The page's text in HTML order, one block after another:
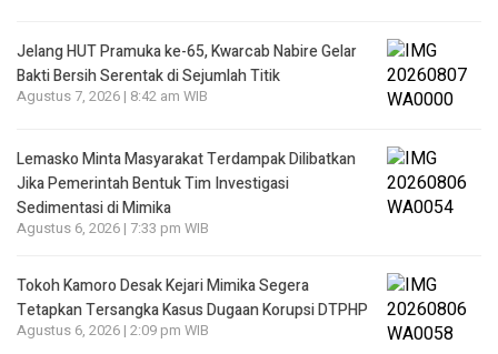
Jelang HUT Pramuka ke-65, Kwarcab Nabire Gelar
Bakti Bersih Serentak di Sejumlah Titik
Agustus 7, 2026 | 8:42 am WIB
Lemasko Minta Masyarakat Terdampak Dilibatkan
Jika Pemerintah Bentuk Tim Investigasi
Sedimentasi di Mimika
Agustus 6, 2026 | 7:33 pm WIB
Tokoh Kamoro Desak Kejari Mimika Segera
Tetapkan Tersangka Kasus Dugaan Korupsi DTPHP
Agustus 6, 2026 | 2:09 pm WIB